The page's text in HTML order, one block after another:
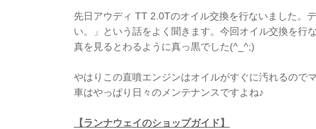
先日アウディ TT 2.0Tのオイル交換を行ないました。
い。」という話をよく聞きます。今回オイル交換を行
真を見るとわるように真っ黒でした(^_^;)
やはりこの直噴エンジンはオイルがすぐに汚れるので
車はやっぱり日々のメンテナンスですよね♪
【ランナウェイのショップガイド】